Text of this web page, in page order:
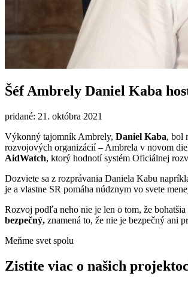
Šéf Ambrely Daniel Kaba
pridané: 21. októbra 2021
Výkonný tajomník Ambrely, Daniel Kaba, bol
rozvojových organizácií – Ambrela v novom
AidWatch, ktorý hodnotí systém Oficiálnej
Dozviete sa z rozprávania Daniela Kabu
je a vlastne SR pomáha núdznym vo svete
Rozvoj podľa neho nie je len o tom, že
bezpečný, znamená to, že nie je bezpečný ani
Meňme svet spolu
Zistite viac o našich